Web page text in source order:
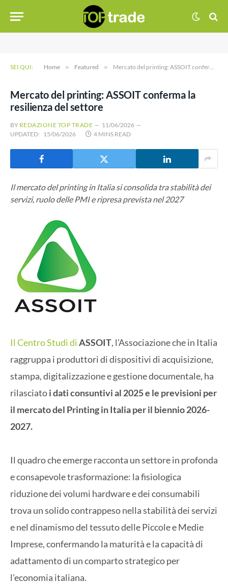
SEI QUI: Home » Featured » Mercato del printing: ASSOIT conferma la resilienza del settore
Mercato del printing: ASSOIT conferma la
resilienza del settore
BY REDAZIONE TOP TRADE
11/06/2026
UPDATED: 15/06/2026 4 MINS READ
Il mercato del printing in Italia si consolida tra stabilità dei
servizi, ruolo delle PMI e ripresa prevista nel 2027
Il Centro Studi diASSOIT, l’Associazione che in Italia
raggruppa i produttori di dispositivi di acquisizione,
stampa, digitalizzazione e gestione documentale, ha
rilasciatoi dati consuntivi al 2025 e le previsioni per
il mercato del Printing in Italia per il biennio 2026-
2027.
Il quadro che emerge racconta un settore in profonda
e consapevole trasformazione: la fisiologica
riduzione dei volumi hardware e dei consumabili
trova un solido contrappeso nella stabilità dei servizi
e nel dinamismo del tessuto delle Piccole e Medie
Imprese, confermando la maturità e la capacità di
adattamento di un comparto strategico per
l’economia italiana.